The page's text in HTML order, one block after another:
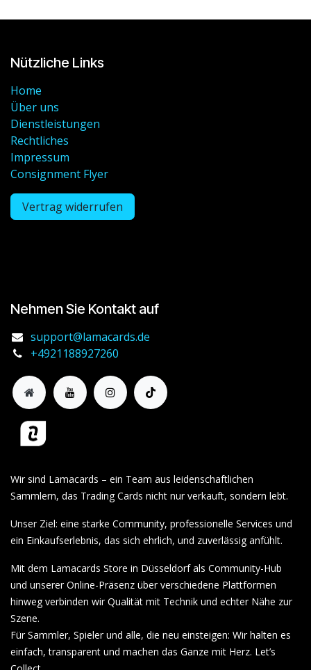
Nützliche Links
Home
Über uns
Dienstleistungen
Rechtliches
Impressum
Consignment Flyer
Vertrag widerrufen
Nehmen Sie Kontakt auf
support@lamacards.de
+4921188927260
Wir sind Lamacards – ein Team aus leidenschaftlichen
Sammlern, das Trading Cards nicht nur verkauft, sondern lebt.
Unser Ziel: eine starke Community, professionelle Services und
ein Einkaufserlebnis, das sich ehrlich, und zuverlässig anfühlt.
Mit dem Lamacards Store in Düsseldorf als Community-Hub
und unserer Online-Präsenz über verschiedene Plattformen
hinweg verbinden wir Qualität mit Technik und echter Nähe zur
Szene.
Für Sammler, Spieler und alle, die neu einsteigen: Wir halten es
einfach, transparent und machen das Ganze mit Herz. Let’s